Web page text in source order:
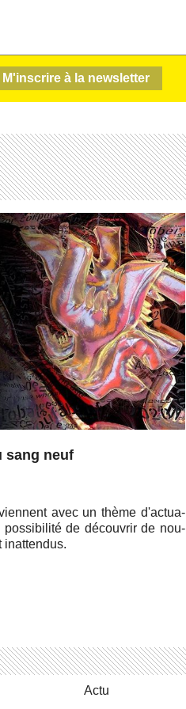
à la newsletter
sang neuf
avec un thème d'ac­tua­
pos­si­bi­lité de dé­cou­vrir de nou­
inattendus.
Actu